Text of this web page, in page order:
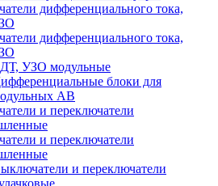
дифференциального тока,
дифференциального тока,
УЗО модульные
блоки для
АВ
и переключатели
и переключатели
и переключатели